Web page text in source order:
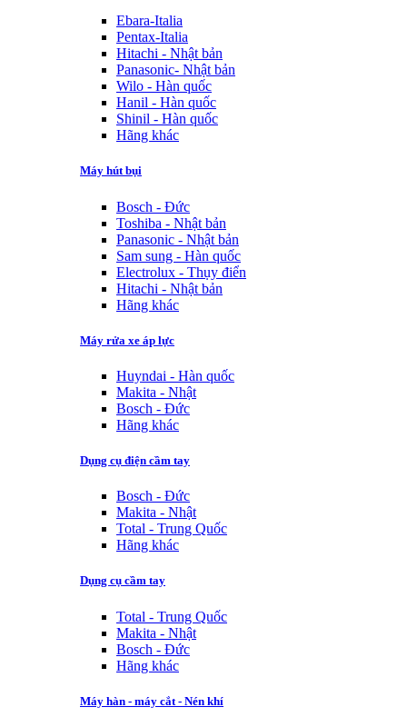
Ebara-Italia
Pentax-Italia
Hitachi - Nhật bản
Panasonic- Nhật bản
Wilo - Hàn quốc
Hanil - Hàn quốc
Shinil - Hàn quốc
Hãng khác
Máy hút bụi
Bosch - Đức
Toshiba - Nhật bản
Panasonic - Nhật bản
Sam sung - Hàn quốc
Electrolux - Thụy điển
Hitachi - Nhật bản
Hãng khác
Máy rửa xe áp lực
Huyndai - Hàn quốc
Makita - Nhật
Bosch - Đức
Hãng khác
Dụng cụ điện cầm tay
Bosch - Đức
Makita - Nhật
Total - Trung Quốc
Hãng khác
Dụng cụ cầm tay
Total - Trung Quốc
Makita - Nhật
Bosch - Đức
Hãng khác
Máy hàn - máy cắt - Nén khí